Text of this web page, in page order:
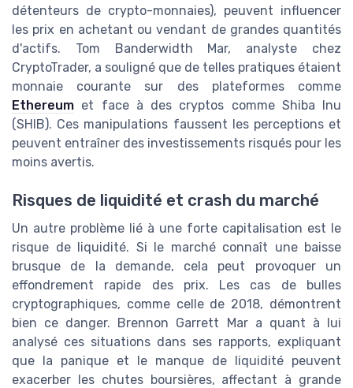
détenteurs de crypto-monnaies), peuvent influencer
les prix en achetant ou vendant de grandes quantités
d'actifs. Tom Banderwidth Mar, analyste chez
CryptoTrader, a souligné que de telles pratiques étaient
monnaie courante sur des plateformes comme
Ethereum et face à des cryptos comme Shiba Inu
(SHIB). Ces manipulations faussent les perceptions et
peuvent entraîner des investissements risqués pour les
moins avertis.
Risques de liquidité et crash du marché
Un autre problème lié à une forte capitalisation est le
risque de liquidité. Si le marché connaît une baisse
brusque de la demande, cela peut provoquer un
effondrement rapide des prix. Les cas de bulles
cryptographiques, comme celle de 2018, démontrent
bien ce danger. Brennon Garrett Mar a quant à lui
analysé ces situations dans ses rapports, expliquant
que la panique et le manque de liquidité peuvent
exacerber les chutes boursières, affectant à grande